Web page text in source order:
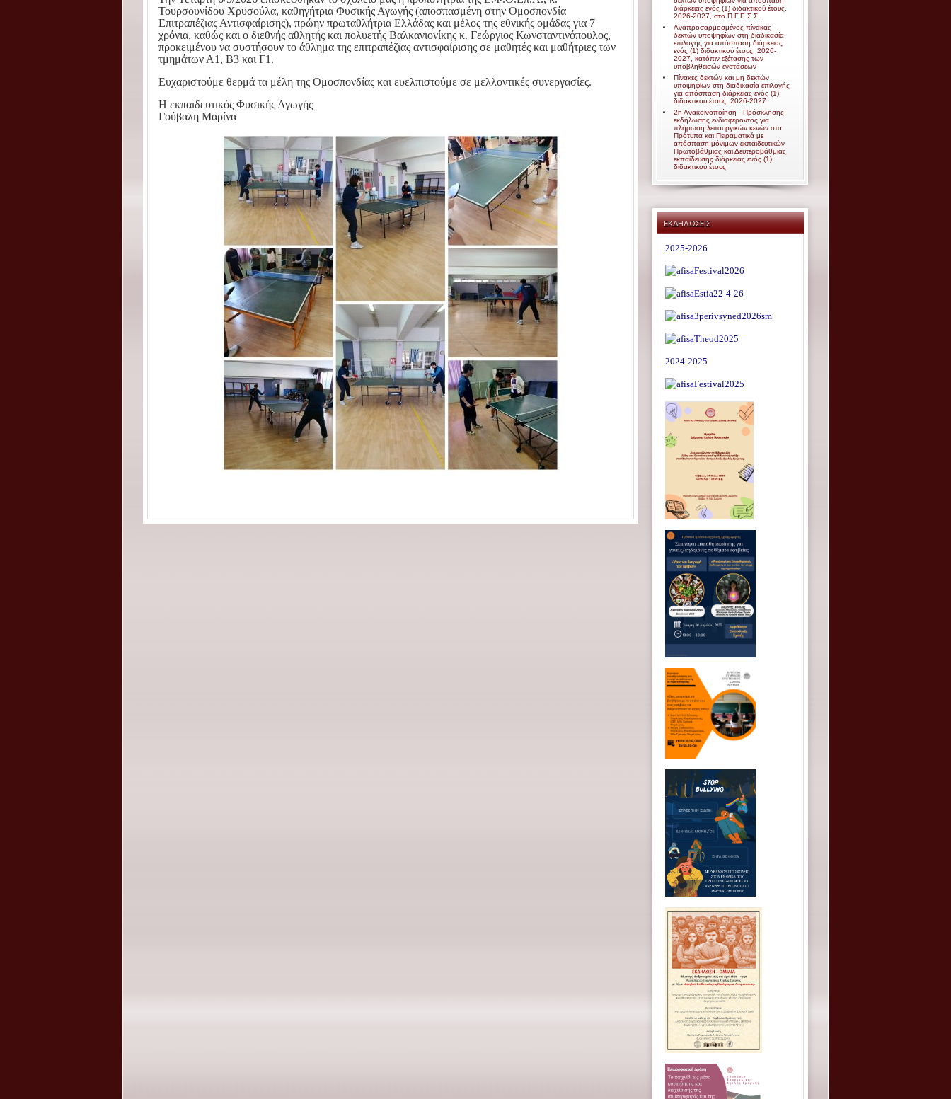
Τουρσουνίδου Χρυσούλα, καθηγήτρια Φυσικής Αγωγής (αποσπασμένη στην Ομοσπονδία
Επιτραπέζιας Αντισφαίρισης), πρώην πρωταθλήτρια Ελλάδας και μέλος της εθνικής ομάδας για 7
χρόνια, καθώς και ο διεθνής αθλητής και πολυετής Βαλκανιονίκης κ. Γεώργιος Κωνσταντινόπουλος,
προκειμένου να συστήσουν το άθλημα της επιτραπέζιας αντισφαίρισης σε μαθητές και μαθήτριες των
τμημάτων Α1, Β3 και Γ1.
Ευχαριστούμε θερμά τα μέλη της Ομοσπονδίας και ευελπιστούμε σε μελλοντικές συνεργασίες.
Η εκπαιδευτικός Φυσικής Αγωγής
Γούβαλη Μαρίνα
διάρκειας ενός (1) διδακτικού έτους,
2026-2027, στο Π.Γ.Ε.Σ.Σ.
Αναπροσαρμοσμένος πίνακας
δεκτών υποψηφίων στη διαδικασία
επιλογής για απόσπαση διάρκειας
ενός (1) διδακτικού έτους, 2026-
2027, κατόπιν εξέτασης των
υποβληθεισών ενστάσεων
Πίνακες δεκτών και μη δεκτών
υποψηφίων στη διαδικασία επιλογής
για απόσπαση διάρκειας ενός (1)
διδακτικού έτους, 2026-2027
2η Ανακοινοποίηση - Πρόσκλησης
εκδήλωσης ενδιαφέροντος για
πλήρωση λειτουργικών κενών στα
Πρότυπα και Πειραματικά με
απόσπαση μόνιμων εκπαιδευτικών
Πρωτοβάθμιας και Δευτεροβάθμιας
εκπαίδευσης διάρκειας ενός (1)
διδακτικού έτους
ΕΚΔΗΛΩΣΕΙΣ
2025-2026
2024-2025